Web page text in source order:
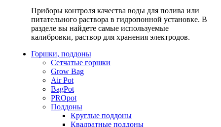
Приборы контроля качества воды для полива или
питательного раствора в гидропонной установке. В
разделе вы найдете самые используемые
калибровки, раствор для хранения электродов.
Горшки, поддоны
Сетчатые горшки
Grow Bag
Air Pot
BagPot
PROpot
Поддоны
Круглые поддоны
Квадратные поддоны